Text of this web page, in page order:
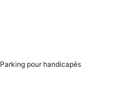
Parking pour handicapés